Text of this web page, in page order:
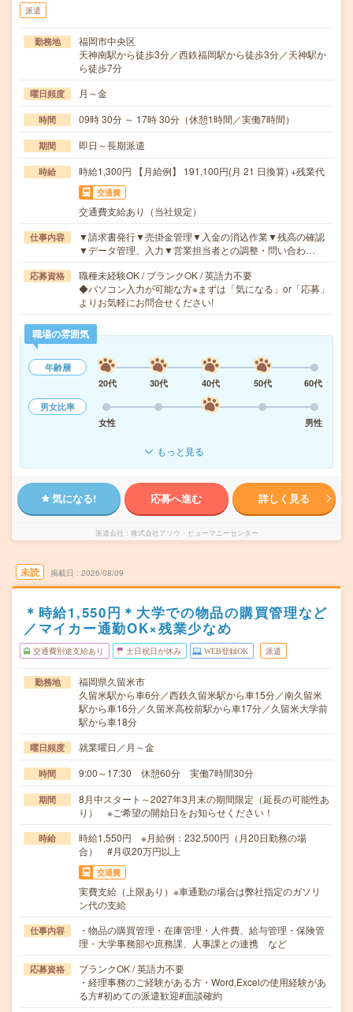
派遣
勤務地
福岡市中央区
天神南駅から徒歩3分／西鉄福岡駅から徒歩3分／天神駅か
ら徒歩7分
曜日頻度 月～金
時間 09時 30分 ～ 17時 30分（休憩1時間／実働7時間）
期間 即日～長期派遣
時給 時給1,300円 【月給例】 191,100円(月 21 日換算) +残業代
交通費
交通費支給あり（当社規定）
仕事内容
▼請求書発行▼売掛金管理▼入金の消込作業▼残高の確認
▼データ管理、入力▼営業担当者との調整・問い合わ…
応募資格
職種未経験OK / ブランクOK / 英語力不要
◆パソコン入力が可能な方※まずは「気になる」or「応募」
よりお気軽にお問合せください!
職場の雰囲気
年齢層
20代
30代 40代 50代
60代
男女比率
女性
男性
もっと見る
気になる! 応募へ進む 詳しく見る
派遣会社 株式会社アソウ・ヒューマニーセンター
未読 掲載日 2026/08/09
＊時給1,550円＊大学での物品の購買管理など
／マイカー通勤OK×残業少なめ
交通費別途支給あり 土日祝日が休み WEB登録OK 派遣
勤務地
福岡県久留米市
久留米駅から車6分／西鉄久留米駅から車15分／南久留米
駅から車16分／久留米高校前駅から車17分／久留米大学前
駅から車18分
曜日頻度 就業曜日／月～金
時間 9:00～17:30 休憩60分 実働7時間30分
期間
8月中スタート～2027年3月末の期間限定（延長の可能性あ
り） ※ご希望の開始日をお知らせください！
時給
時給1,550円 ※月給例：232,500円（月20日勤務の場
合） #月収20万円以上
交通費
実費支給（上限あり）※車通勤の場合は弊社指定のガソリ
ン代の支給
仕事内容
・物品の購買管理・在庫管理・人件費、給与管理・保険管
理・大学事務部や庶務課、人事課との連携 など
応募資格
ブランクOK / 英語力不要
・経理事務のご経験がある方・Word,Excelの使用経験があ
る方#初めての派遣歓迎#面談確約